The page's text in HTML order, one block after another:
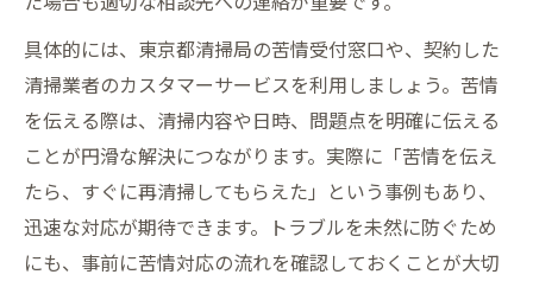
具体的には、東京都清掃局の苦情受付窓口や、契約した
清掃業者のカスタマーサービスを利用しましょう。苦情
を伝える際は、清掃内容や日時、問題点を明確に伝える
ことが円滑な解決につながります。実際に「苦情を伝え
たら、すぐに再清掃してもらえた」という事例もあり、
迅速な対応が期待できます。トラブルを未然に防ぐため
にも、事前に苦情対応の流れを確認しておくことが大切